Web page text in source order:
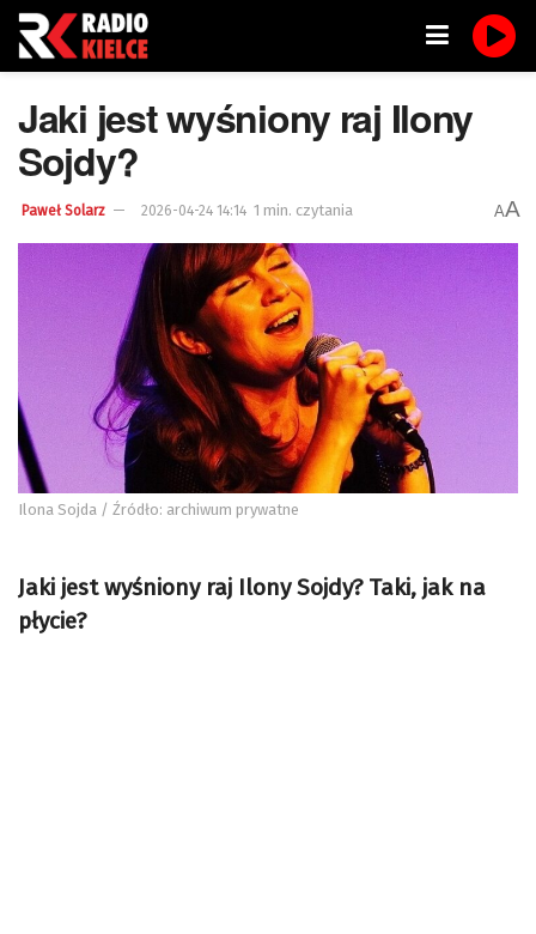
Jaki jest wyśniony raj Ilony
Sojdy?
Paweł Solarz 2026-04-24 14:14 1 min. czytania AA
Ilona Sojda / Źródło: archiwum prywatne
Jaki jest wyśniony raj Ilony Sojdy? Taki, jak na
płycie?